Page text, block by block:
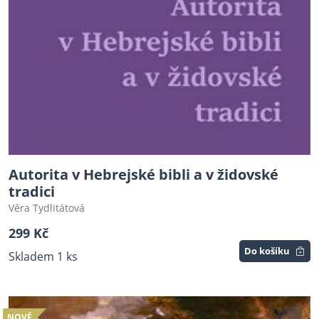
Autorita v Hebrejské bibli a v židovské
tradici
Věra Tydlitátová
299 Kč
Skladem 1 ks Do košíku